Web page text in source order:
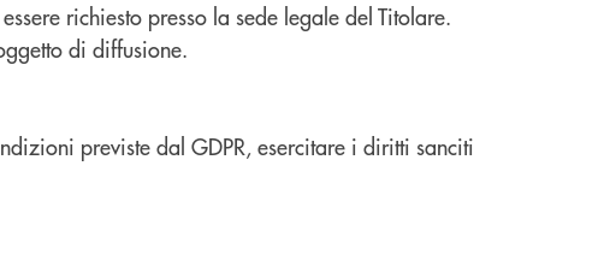
richiesto presso la sede legale del Titolare.
di diffusione.
previste dal GDPR, esercitare i diritti sanciti